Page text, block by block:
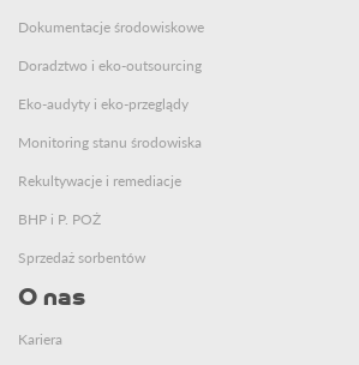
Dokumentacje środowiskowe
Doradztwo i eko-outsourcing
Eko-audyty i eko-przeglądy
Monitoring stanu środowiska
Rekultywacje i remediacje
BHP i P. POŻ
Sprzedaż sorbentów
O nas
Kariera